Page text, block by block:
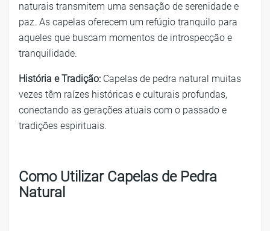
naturais transmitem uma sensação de serenidade e
paz. As capelas oferecem um refúgio tranquilo para
aqueles que buscam momentos de introspecção e
tranquilidade.
História e Tradição: Capelas de pedra natural muitas
vezes têm raízes históricas e culturais profundas,
conectando as gerações atuais com o passado e
tradições espirituais.
Como Utilizar Capelas de Pedra
Natural